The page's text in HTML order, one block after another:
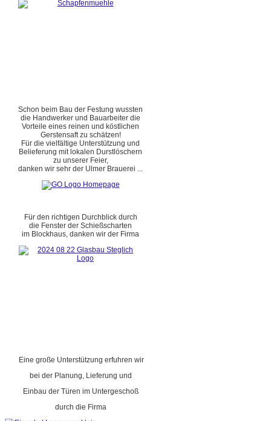
Schon beim Bau der Festung wussten
die Handwerker und Bauarbeiter die
Vorteile eines reinen und köstlichen
Gerstensaft zu schätzen!
Für die vielfältige Unterstützung und
Belieferung mit lokalen Durstlöschern
zu unserer Feier,
danken wir sehr der Ulmer Brauerei ...
Für den richtigen Durchblick durch
die Fenster der Schießscharten
im Blockhaus, danken wir der Firma
Eine große Unterstützung erfuhren wir
bei der Planung, Lieferung und
Einbau der Türen im Untergeschoß
durch die Firma